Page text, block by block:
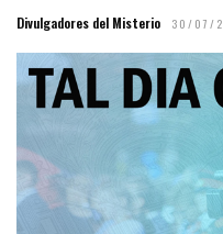
Divulgadores del Misterio 30/07/